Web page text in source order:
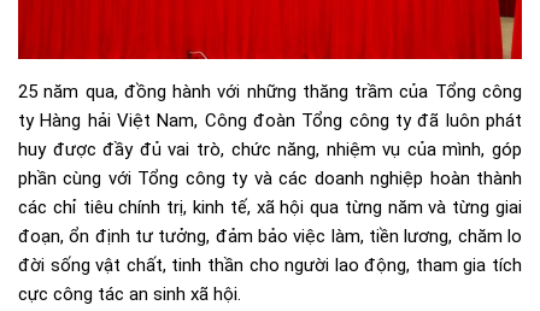
25 năm qua, đồng hành với những thăng trầm của Tổng công
ty Hàng hải Việt Nam, Công đoàn Tổng công ty đã luôn phát
huy được đầy đủ vai trò, chức năng, nhiệm vụ của mình, góp
phần cùng với Tổng công ty và các doanh nghiệp hoàn thành
các chỉ tiêu chính trị, kinh tế, xã hội qua từng năm và từng giai
đoạn, ổn định tư tưởng, đảm bảo việc làm, tiền lương, chăm lo
đời sống vật chất, tinh thần cho người lao động, tham gia tích
cực công tác an sinh xã hội.